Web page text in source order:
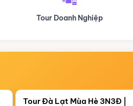
Du lịch Hành Hương
Còn05 ngày 18:19:47
Tour Đà Lạt Mùa Hè 3N3Đ |